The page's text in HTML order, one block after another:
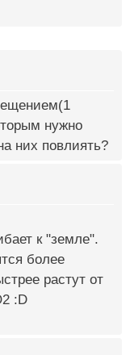
нужно
них повлиять?
к "земле".
более
растут от
:D